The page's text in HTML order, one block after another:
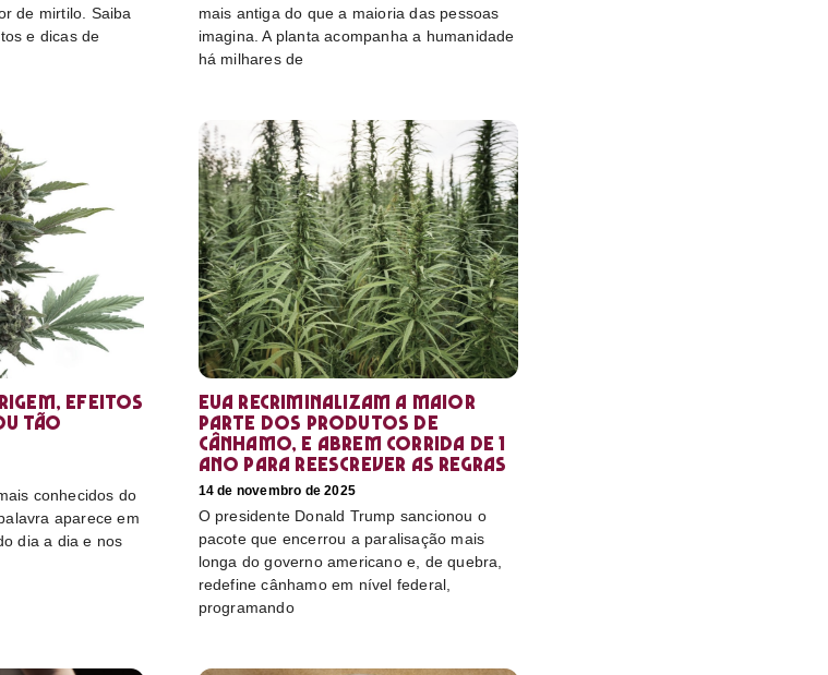
de mirtilo. Saiba
e dicas de
mais antiga do que a maioria das pessoas
imagina. A planta acompanha a humanidade
há milhares de
efeitos
tão
conhecidos do
aparece em
dia a dia e nos
EUA recriminalizam a maior
parte dos produtos de
cânhamo, e abrem corrida de 1
ano para reescrever as regras
14 de novembro de 2025
O presidente Donald Trump sancionou o
pacote que encerrou a paralisação mais
longa do governo americano e, de quebra,
redefine cânhamo em nível federal,
programando